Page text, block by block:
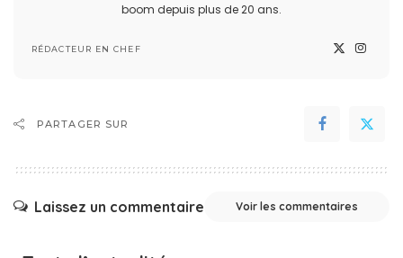
boom depuis plus de 20 ans.
RÉDACTEUR EN CHEF
PARTAGER SUR
Laissez un commentaire Voir les commentaires